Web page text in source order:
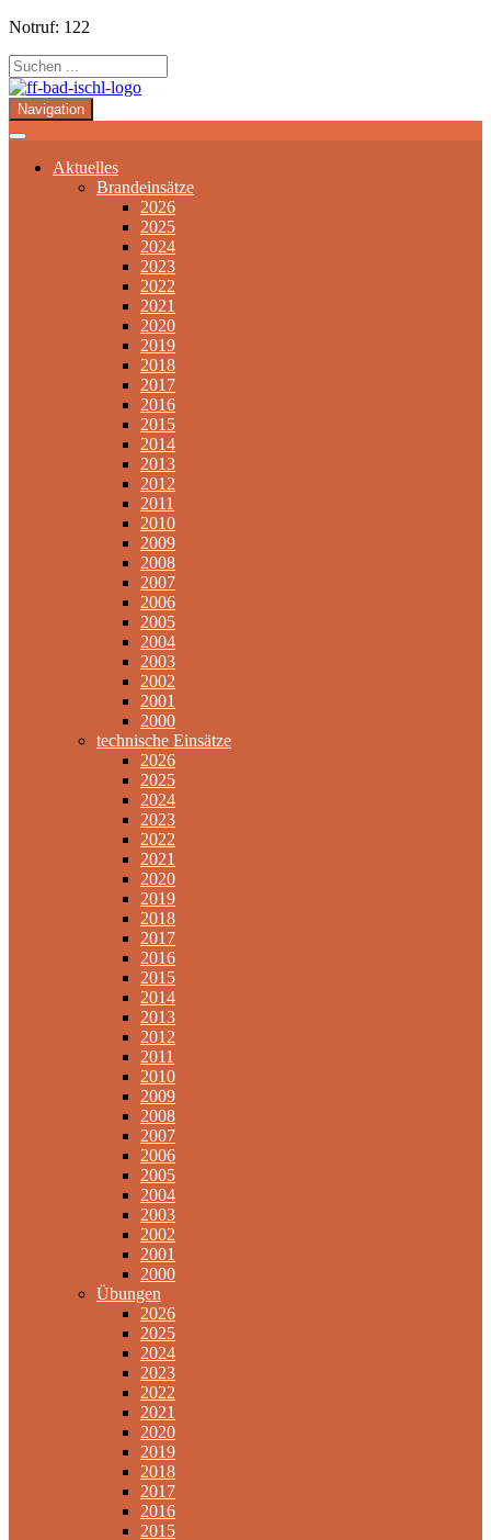
Notruf: 122
Navigation
Aktuelles
Brandeinsätze
2026
2025
2024
2023
2022
2021
2020
2019
2018
2017
2016
2015
2014
2013
2012
2011
2010
2009
2008
2007
2006
2005
2004
2003
2002
2001
2000
technische Einsätze
2026
2025
2024
2023
2022
2021
2020
2019
2018
2017
2016
2015
2014
2013
2012
2011
2010
2009
2008
2007
2006
2005
2004
2003
2002
2001
2000
Übungen
2026
2025
2024
2023
2022
2021
2020
2019
2018
2017
2016
2015